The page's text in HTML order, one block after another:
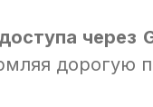
через
дорогую